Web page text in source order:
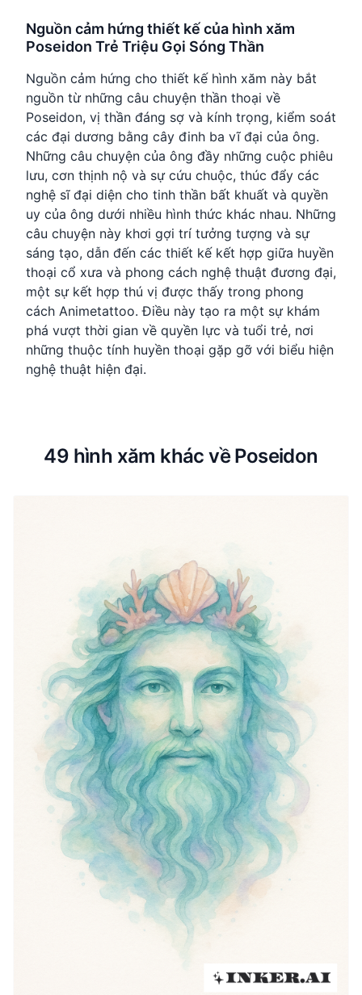
Nguồn cảm hứng thiết kế của hình xăm
Poseidon Trẻ Triệu Gọi Sóng Thần
Nguồn cảm hứng cho thiết kế hình xăm này bắt
nguồn từ những câu chuyện thần thoại về
Poseidon, vị thần đáng sợ và kính trọng, kiểm soát
các đại dương bằng cây đinh ba vĩ đại của ông.
Những câu chuyện của ông đầy những cuộc phiêu
lưu, cơn thịnh nộ và sự cứu chuộc, thúc đẩy các
nghệ sĩ đại diện cho tinh thần bất khuất và quyền
uy của ông dưới nhiều hình thức khác nhau. Những
câu chuyện này khơi gợi trí tưởng tượng và sự
sáng tạo, dẫn đến các thiết kế kết hợp giữa huyền
thoại cổ xưa và phong cách nghệ thuật đương đại,
một sự kết hợp thú vị được thấy trong phong
cách Animetattoo. Điều này tạo ra một sự khám
phá vượt thời gian về quyền lực và tuổi trẻ, nơi
những thuộc tính huyền thoại gặp gỡ với biểu hiện
nghệ thuật hiện đại.
49 hình xăm khác về Poseidon